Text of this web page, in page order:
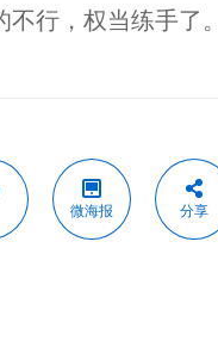
行，权当练手了。
微海报 分享